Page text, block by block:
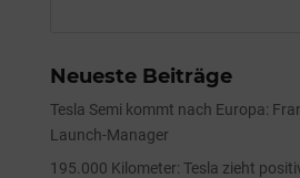
Neueste Beiträge
Tesla Semi kommt nach Europa:
Launch-Manager
195.000 Kilometer: Tesla zieht